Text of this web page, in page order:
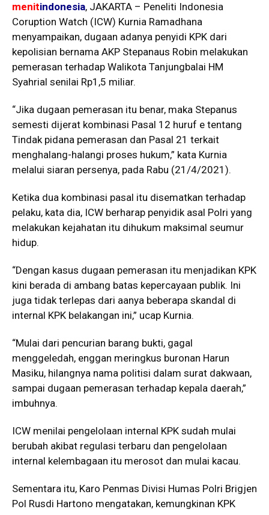
menitindonesia, JAKARTA – Peneliti Indonesia
Coruption Watch (ICW) Kurnia Ramadhana
menyampaikan, dugaan adanya penyidi KPK dari
kepolisian bernama AKP Stepanaus Robin melakukan
pemerasan terhadap Walikota Tanjungbalai HM
Syahrial senilai Rp1,5 miliar.
“Jika dugaan pemerasan itu benar, maka Stepanus
semesti dijerat kombinasi Pasal 12 huruf e tentang
Tindak pidana pemerasan dan Pasal 21 terkait
menghalang-halangi proses hukum,” kata Kurnia
melalui siaran persenya, pada Rabu (21/4/2021).
Ketika dua kombinasi pasal itu disematkan terhadap
pelaku, kata dia, ICW berharap penyidik asal Polri yang
melakukan kejahatan itu dihukum maksimal seumur
hidup.
“Dengan kasus dugaan pemerasan itu menjadikan KPK
kini berada di ambang batas kepercayaan publik. Ini
juga tidak terlepas dari aanya beberapa skandal di
internal KPK belakangan ini,” ucap Kurnia.
“Mulai dari pencurian barang bukti, gagal
menggeledah, enggan meringkus buronan Harun
Masiku, hilangnya nama politisi dalam surat dakwaan,
sampai dugaan pemerasan terhadap kepala daerah,”
imbuhnya.
ICW menilai pengelolaan internal KPK sudah mulai
berubah akibat regulasi terbaru dan pengelolaan
internal kelembagaan itu merosot dan mulai kacau.
Sementara itu, Karo Penmas Divisi Humas Polri Brigjen
Pol Rusdi Hartono mengatakan, kemungkinan KPK